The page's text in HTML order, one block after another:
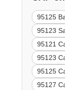
95125
95123
95121
95123
95125
95127